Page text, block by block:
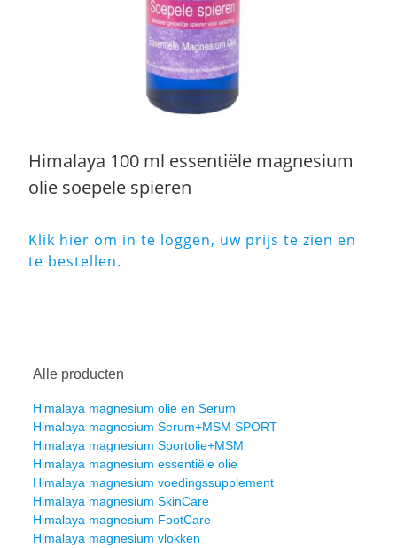
Himalaya 100 ml essentiële magnesium
olie soepele spieren
Klik hier om in te loggen, uw prijs te zien en
te bestellen.
Alle producten
Himalaya magnesium olie en Serum
Himalaya magnesium Serum+MSM SPORT
Himalaya magnesium Sportolie+MSM
Himalaya magnesium essentiële olie
Himalaya magnesium voedingssupplement
Himalaya magnesium SkinCare
Himalaya magnesium FootCare
Himalaya magnesium vlokken